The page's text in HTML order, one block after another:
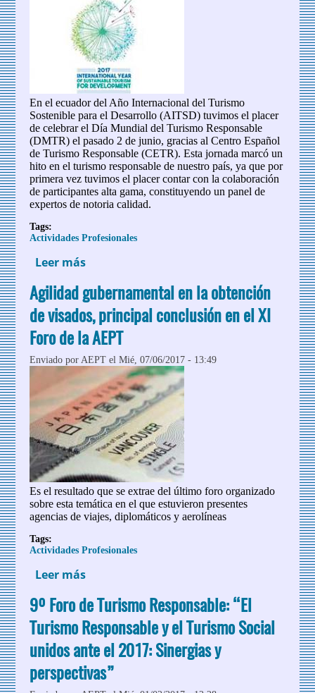
En el ecuador del Año Internacional del Turismo
Sostenible para el Desarrollo (AITSD) tuvimos el placer
de celebrar el Día Mundial del Turismo Responsable
(DMTR) el pasado 2 de junio, gracias al Centro Español
de Turismo Responsable (CETR). Esta jornada marcó un
hito en el turismo responsable de nuestro país, ya que por
primera vez tuvimos el placer contar con la colaboración
de participantes alta gama, constituyendo un panel de
expertos de notoria calidad.
Tags:
Actividades Profesionales
Leer más
Turismo Responsable 2017
Agilidad gubernamental en la obtención
de visados, principal conclusión en el XI
Foro de la AEPT
Enviado porAEPT el Mié, 07/06/2017 - 13:49
Es el resultado que se extrae del último foro organizado
sobre esta temática en el que estuvieron presentes
agencias de viajes, diplomáticos y aerolíneas
Tags:
Actividades Profesionales
Leer más
conclusión en el XI Foro de la AEPT
9º Foro de Turismo Responsable: “El
Turismo Responsable y el Turismo Social
unidos ante el 2017: Sinergias y
perspectivas”